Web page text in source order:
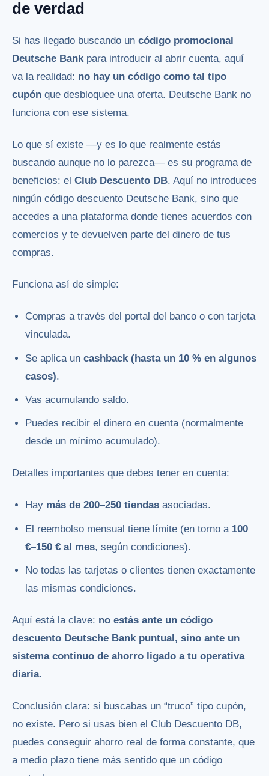
de verdad
Si has llegado buscando un código promocional
Deutsche Bankpara introducir al abrir cuenta, aquí
va la realidad: no hay un código como tal tipo
cupón que desbloquee una oferta. Deutsche Bank no
funciona con ese sistema.
Lo que sí existe —y es lo que realmente estás
buscando aunque no lo parezca— es su programa de
beneficios: el Club Descuento DB. Aquí no introduces
ningún código descuento Deutsche Bank, sino que
accedes a una plataforma donde tienes acuerdos con
comercios y te devuelven parte del dinero de tus
compras.
Funciona así de simple:
Compras a través del portal del banco o con tarjeta
vinculada.
Se aplica uncashback (hasta un 10 % en algunos
casos).
Vas acumulando saldo.
Puedes recibir el dinero en cuenta (normalmente
desde un mínimo acumulado).
Detalles importantes que debes tener en cuenta:
Hay más de 200–250 tiendas asociadas.
El reembolso mensual tiene límite (en torno a 100
€–150 € al mes, según condiciones).
No todas las tarjetas o clientes tienen exactamente
las mismas condiciones.
Aquí está la clave: no estás ante un código
descuento Deutsche Bank puntual, sino ante un
sistema continuo de ahorro ligado a tu operativa
diaria.
Conclusión clara: si buscabas un “truco” tipo cupón,
no existe. Pero si usas bien el Club Descuento DB,
puedes conseguir ahorro real de forma constante, que
a medio plazo tiene más sentido que un código